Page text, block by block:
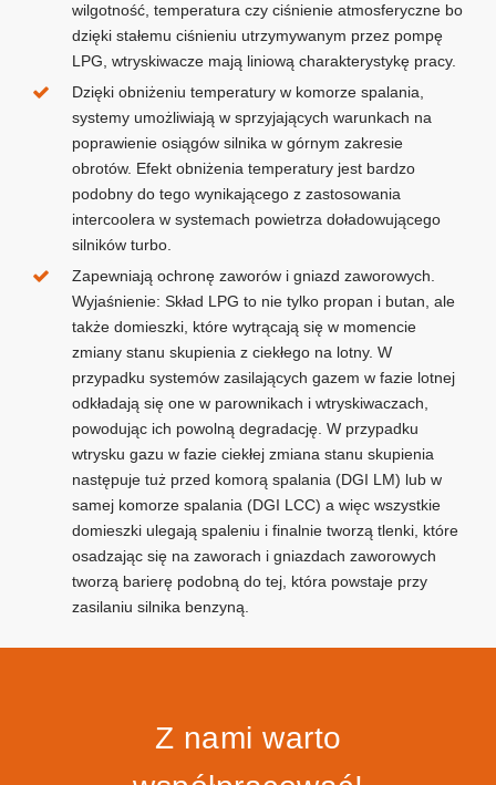
wilgotność, temperatura czy ciśnienie atmosferyczne bo
dzięki stałemu ciśnieniu utrzymywanym przez pompę
LPG, wtryskiwacze mają liniową charakterystykę pracy.
Dzięki obniżeniu temperatury w komorze spalania,
systemy umożliwiają w sprzyjających warunkach na
poprawienie osiągów silnika w górnym zakresie
obrotów. Efekt obniżenia temperatury jest bardzo
podobny do tego wynikającego z zastosowania
intercoolera w systemach powietrza doładowującego
silników turbo.
Zapewniają ochronę zaworów i gniazd zaworowych.
Wyjaśnienie: Skład LPG to nie tylko propan i butan, ale
także domieszki, które wytrącają się w momencie
zmiany stanu skupienia z ciekłego na lotny. W
przypadku systemów zasilających gazem w fazie lotnej
odkładają się one w parownikach i wtryskiwaczach,
powodując ich powolną degradację. W przypadku
wtrysku gazu w fazie ciekłej zmiana stanu skupienia
następuje tuż przed komorą spalania (DGI LM) lub w
samej komorze spalania (DGI LCC) a więc wszystkie
domieszki ulegają spaleniu i finalnie tworzą tlenki, które
osadzając się na zaworach i gniazdach zaworowych
tworzą barierę podobną do tej, która powstaje przy
zasilaniu silnika benzyną.
Z nami warto